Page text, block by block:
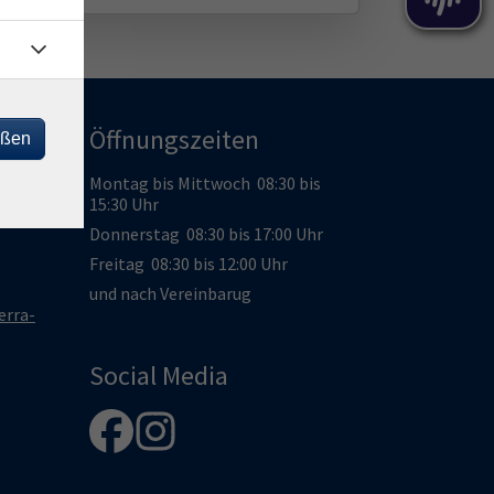
Öffnungszeiten
Montag bis Mittwoch 08:30 bis
15:30 Uhr
Donnerstag 08:30 bis 17:00 Uhr
Freitag 08:30 bis 12:00 Uhr
und nach Vereinbarug
Social Media